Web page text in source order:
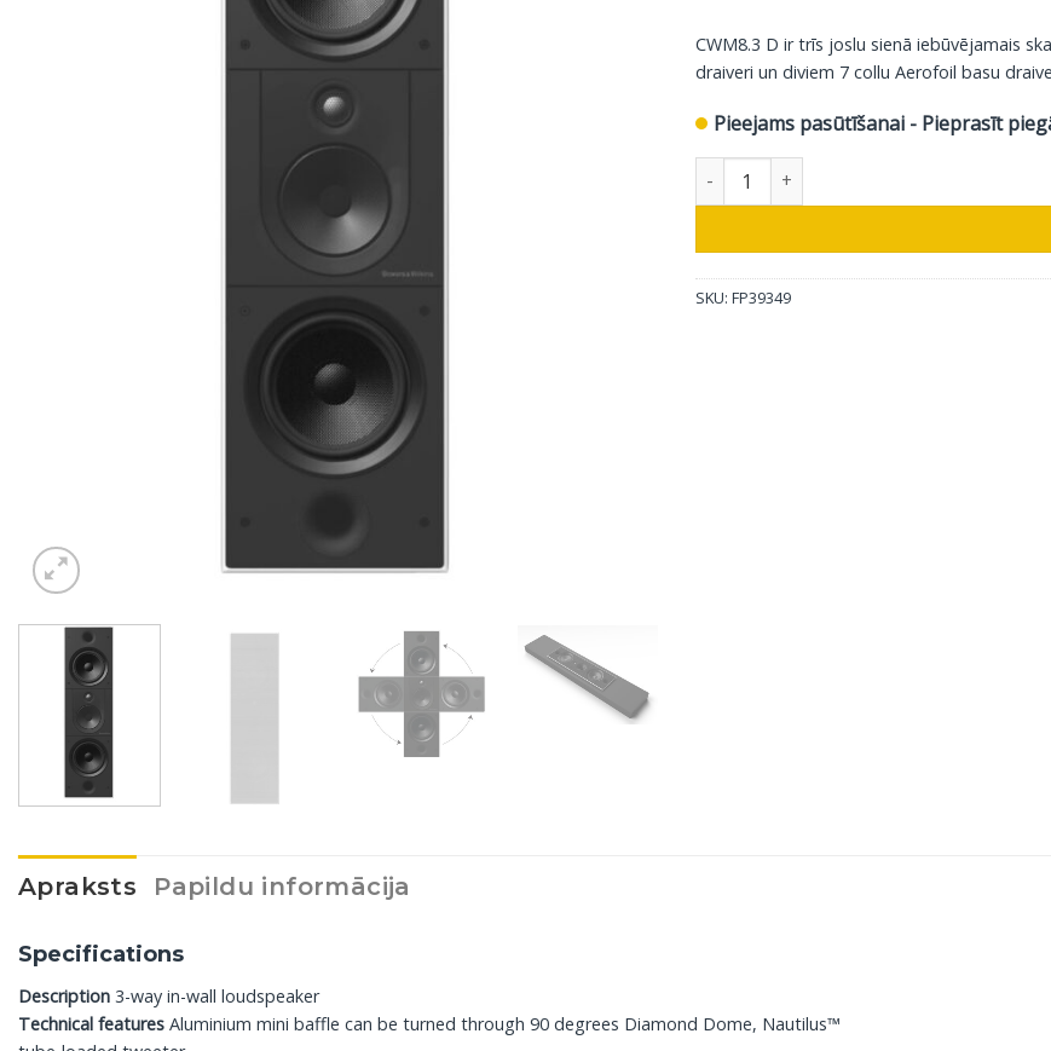
CWM8.3 D ir trīs joslu sienā iebūvējamais
draiveri un diviem 7 collu Aerofoil basu
Pieejams pasūtīšanai - Pieprasīt
Bowers & Wilkins iebūvējamais skaļrunis
SKU: FP39349
Apraksts Papildu informācija
Specifications
Description 3-way in-wall loudspeaker
Technical features Aluminium mini baffle can be turned through 90 degrees Diamond Dome, Nautilus™